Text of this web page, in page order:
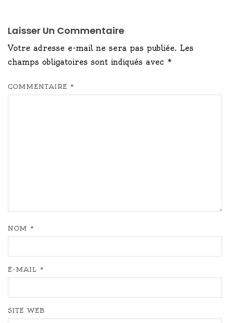
Laisser Un Commentaire
Votre adresse e-mail ne sera pas publiée. Les
champs obligatoires sont indiqués avec *
COMMENTAIRE *
NOM *
E-MAIL *
SITE WEB